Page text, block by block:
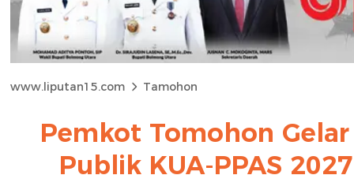
www.liputan15.com Tamohon
Pemkot Tomohon
Publik KUA-PPAS